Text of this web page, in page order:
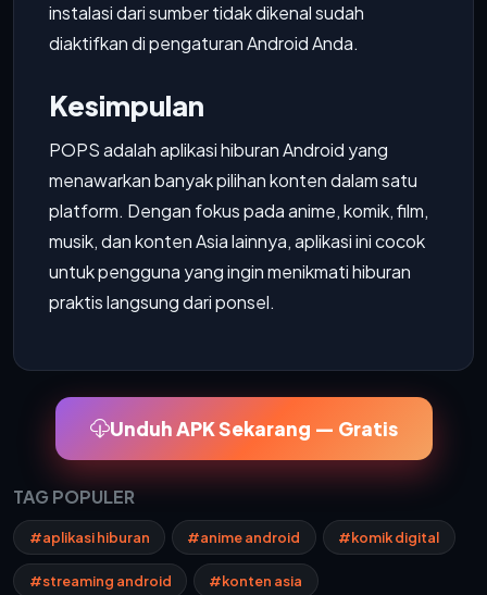
instalasi dari sumber tidak dikenal sudah
diaktifkan di pengaturan Android Anda.
Kesimpulan
POPS adalah aplikasi hiburan Android yang
menawarkan banyak pilihan konten dalam satu
platform. Dengan fokus pada anime, komik, film,
musik, dan konten Asia lainnya, aplikasi ini cocok
untuk pengguna yang ingin menikmati hiburan
praktis langsung dari ponsel.
Unduh APK Sekarang — Gratis
TAG POPULER
#aplikasi hiburan #anime android #komik digital
#streaming android #konten asia